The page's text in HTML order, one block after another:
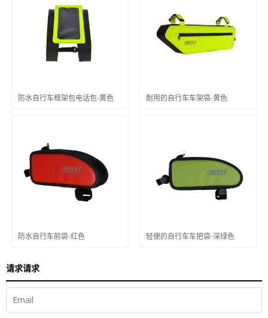
防水自行车框架包电话包-黄色 耐用的自行车车架袋-黄色
防水自行车前袋-红色 轻便的自行车车把袋-深绿色
请求请求